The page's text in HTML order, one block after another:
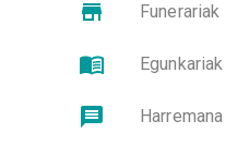
Funerariak
Egunkariak
Harremana